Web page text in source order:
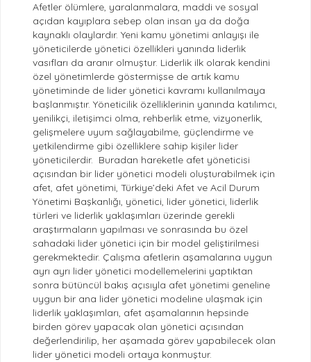
Afetler ölümlere, yaralanmalara, maddi ve sosyal
açıdan kayıplara sebep olan insan ya da doğa
kaynaklı olaylardır. Yeni kamu yönetimi anlayışı ile
yöneticilerde yönetici özellikleri yanında liderlik
vasıfları da aranır olmuştur. Liderlik ilk olarak kendini
özel yönetimlerde göstermişse de artık kamu
yönetiminde de lider yönetici kavramı kullanılmaya
başlanmıştır. Yöneticilik özelliklerinin yanında katılımcı,
yenilikçi, iletişimci olma, rehberlik etme, vizyonerlik,
gelişmelere uyum sağlayabilme, güçlendirme ve
yetkilendirme gibi özelliklere sahip kişiler lider
yöneticilerdir. Buradan hareketle afet yöneticisi
açısından bir lider yönetici modeli oluşturabilmek için
afet, afet yönetimi, Türkiye’deki Afet ve Acil Durum
Yönetimi Başkanlığı, yönetici, lider yönetici, liderlik
türleri ve liderlik yaklaşımları üzerinde gerekli
araştırmaların yapılması ve sonrasında bu özel
sahadaki lider yönetici için bir model geliştirilmesi
gerekmektedir. Çalışma afetlerin aşamalarına uygun
ayrı ayrı lider yönetici modellemelerini yaptıktan
sonra bütüncül bakış açısıyla afet yönetimi geneline
uygun bir ana lider yönetici modeline ulaşmak için
liderlik yaklaşımları, afet aşamalarının hepsinde
birden görev yapacak olan yönetici açısından
değerlendirilip, her aşamada görev yapabilecek olan
lider yönetici modeli ortaya konmuştur.